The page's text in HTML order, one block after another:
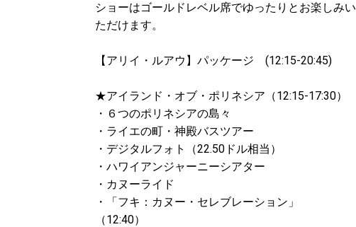
ショーはゴールドレベル席でゆったりとお楽しみい
ただけます。
【アリイ・ルアウ】パッケージ (12:15-20:45)
★アイランド・オブ・ポリネシア（12:15-17:30）
・６つのポリネシアの島々
・ライエの町・神殿バスツアー
・デジタルフォト（22.50ドル相当）
・ハワイアンジャーニーシアター
・カヌーライド
・「フキ：カヌー・セレブレーション」
（12:40）